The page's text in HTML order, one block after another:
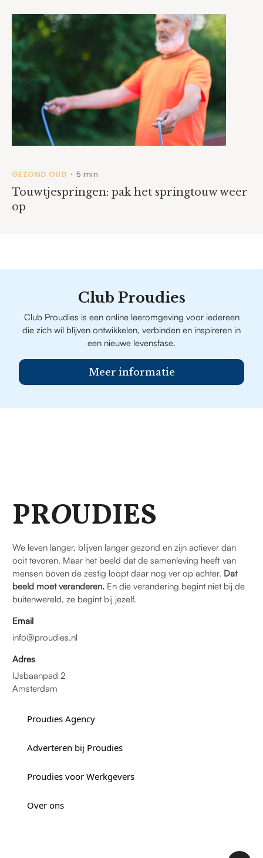
GEZOND OUD • 5 min
Touwtjespringen: pak het springtouw weer
op
Club Proudies
Club Proudies is een online leeromgeving voor iedereen
die zich wil blijven ontwikkelen, verbinden en inspireren in
een nieuwe levensfase.
Meer informatie
PROUDIES
We leven langer, blijven langer gezond en zijn actiever dan
ooit tevoren. Maar het beeld dat de samenleving heeft van
mensen boven de zestig loopt daar nog ver op achter. Dat
beeld moet veranderen. En die verandering begint niet bij de
buitenwereld, ze begint bij jezelf.
Email
info@proudies.nl
Adres
IJsbaanpad 2
Amsterdam
Proudies Agency
Adverteren bij Proudies
Proudies voor Werkgevers
Over ons